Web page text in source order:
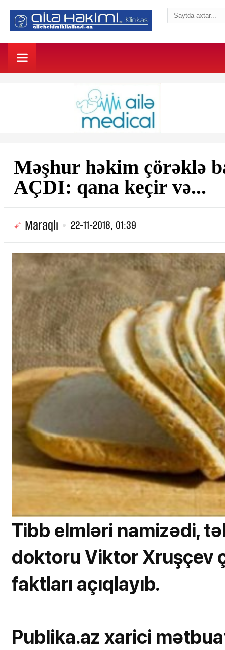
Məşhur həkim çörəklə
AÇDI: qana keçir və...
Maraqlı 22-11-2018, 01:39
Tibb elmləri namizədi,
doktoru Viktor Xruşçev
faktları açıqlayıb.
Publika.az xarici